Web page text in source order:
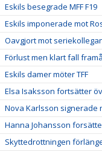
Eskils besegrade MFF F19
Eskils imponerade mot
Oavgjort mot
Förlust men klart fall
Eskils damer möter TFF
Elsa Isaksson fortsätter
Nova Karlsson signerade
Hanna Johansson
Skyttedrottningen